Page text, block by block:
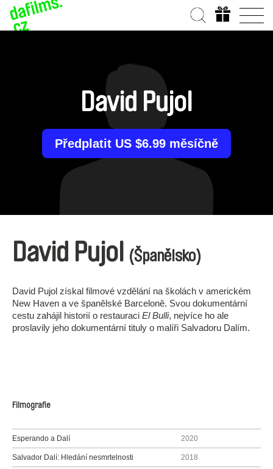
David Pujol
Předplatit US $6.99 měsíčně
David Pujol (Španělsko)
David Pujol získal filmové vzdělání na školách v americkém
New Haven a ve španělské Barceloně. Svou dokumentární
cestu zahájil historií o restauraci El Bulli, nejvíce ho ale
proslavily jeho dokumentární tituly o malíři Salvadoru Dalím.
Filmografie
Esperando a Dalí 2020
Salvador Dalí: Hledání nesmrtelnosti 2018